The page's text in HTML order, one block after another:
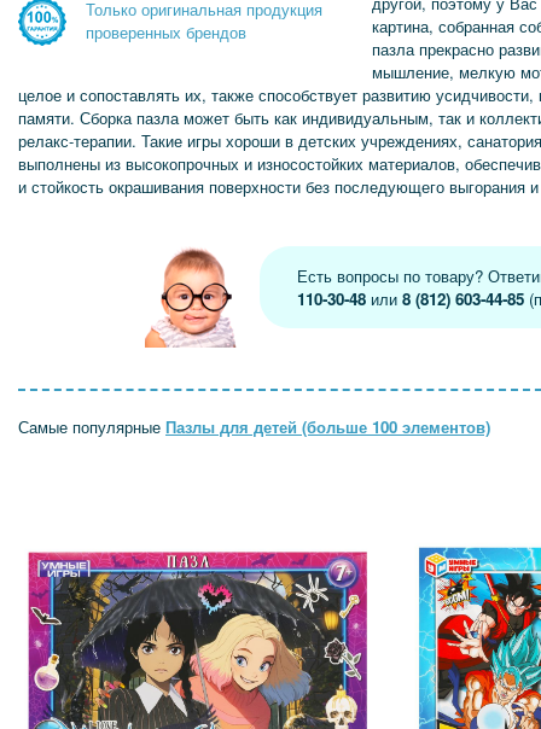
Только оригинальная продукция
проверенных брендов
картина, собранная
пазла прекрасно
мышление, мелкую
целое и сопоставлять их, также способствует развитию
памяти. Сборка пазла может быть как индивидуальным, так и
релакс-терапии. Такие игры хороши в детских учреждениях,
выполнены из высокопрочных и износостойких материалов,
и стойкость окрашивания поверхности без последующего выгорания
Есть вопросы по товару?
110-30-48 или8 (812) 603-44-85
Самые популярные Пазлы для детей (больше 100 элементов)